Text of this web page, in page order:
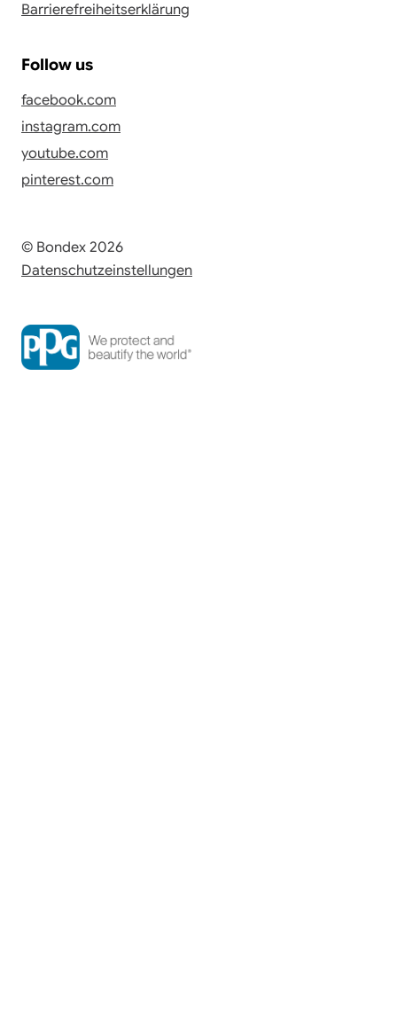
Barrierefreiheitserklärung
Follow us
facebook.com
instagram.com
youtube.com
pinterest.com
© Bondex 2026
Datenschutzeinstellungen